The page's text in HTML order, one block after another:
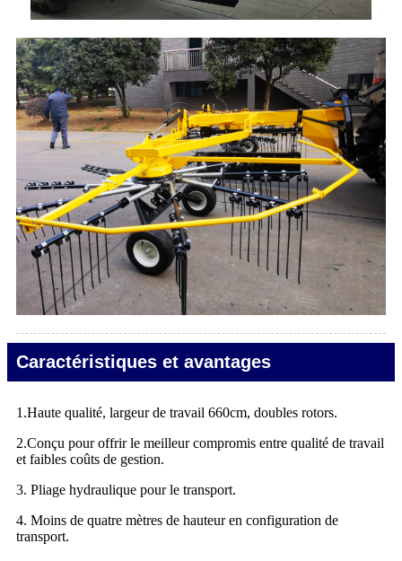
Caractéristiques et avantages
1.Haute qualité, largeur de travail 660cm, doubles rotors.
2.Conçu pour offrir le meilleur compromis entre qualité de travail
et faibles coûts de gestion.
3. Pliage hydraulique pour le transport.
4. Moins de quatre mètres de hauteur en configuration de
transport.